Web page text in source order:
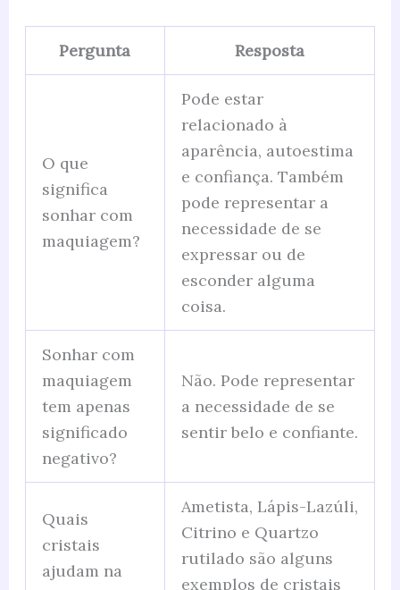
Pergunta Resposta
O que
significa
sonhar com
maquiagem?
Pode estar
relacionado à
aparência, autoestima
e confiança. Também
pode representar a
necessidade de se
expressar ou de
esconder alguma
coisa.
Sonhar com
maquiagem
tem apenas
significado
negativo?
Não. Pode representar
a necessidade de se
sentir belo e confiante.
Quais
cristais
ajudam na
Ametista, Lápis-Lazúli,
Citrino e Quartzo
rutilado são alguns
exemplos de cristais